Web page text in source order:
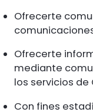
Ofrecerte
Ofrecerte
mediante
los servicios
Con fines